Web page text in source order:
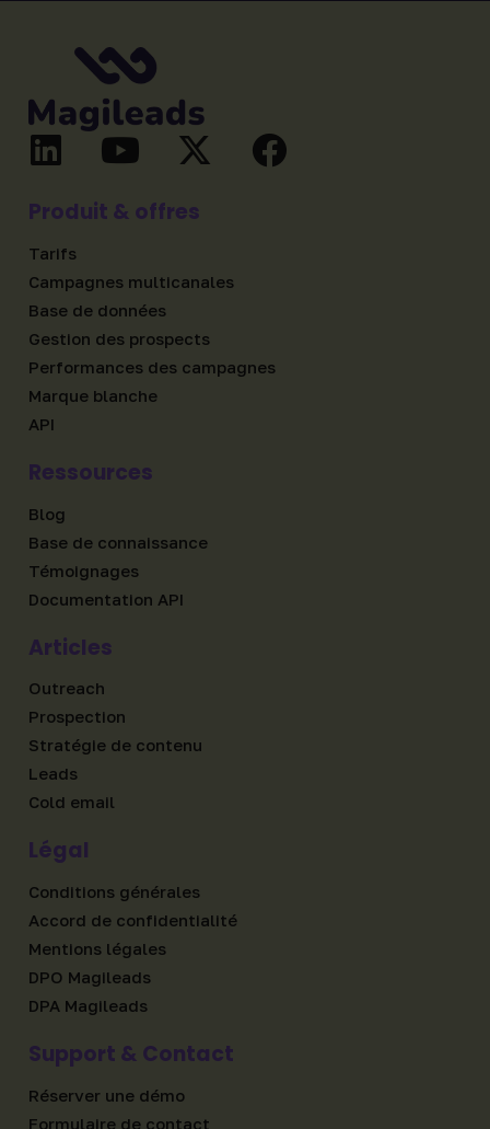
Produit & offres
Tarifs
Campagnes multicanales
Base de données
Gestion des prospects
Performances des campagnes
Marque blanche
API
Ressources
Blog
Base de connaissance
Témoignages
Documentation API
Articles
Outreach
Prospection
Stratégie de contenu
Leads
Cold email
Légal
Conditions générales
Accord de confidentialité
Mentions légales
DPO Magileads
DPA Magileads
Support & Contact
Réserver une démo
Formulaire de contact